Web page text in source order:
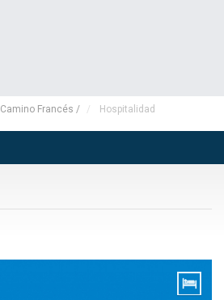
Camino Francés / Hospitalidad